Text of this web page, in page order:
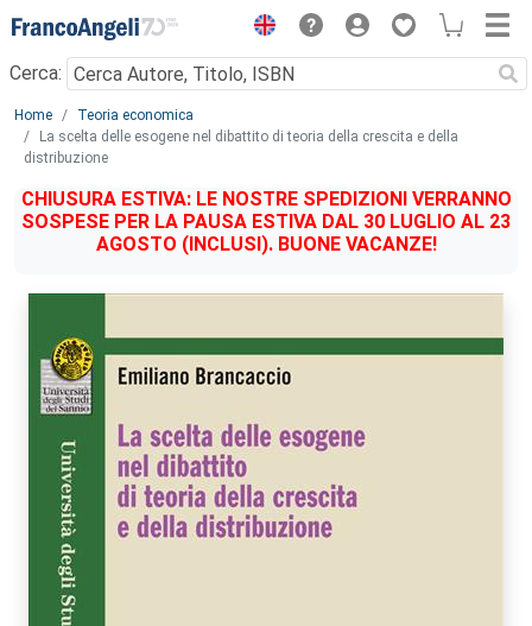
Menu
Cerca:
Main content
Home
Teoria economica
La scelta delle esogene nel dibattito di teoria della crescita e della
distribuzione
CHIUSURA ESTIVA: LE NOSTRE SPEDIZIONI VERRANNO
SOSPESE PER LA PAUSA ESTIVA DAL 30 LUGLIO AL 23
AGOSTO (INCLUSI). BUONE VACANZE!